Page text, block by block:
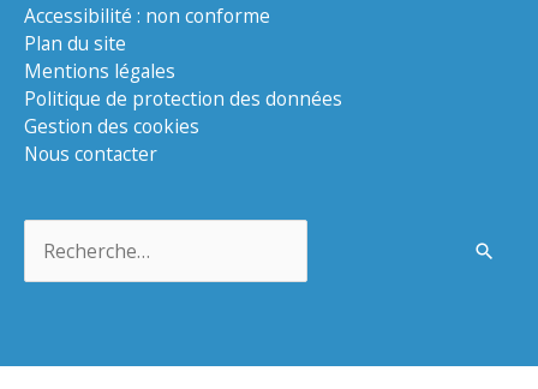
Accessibilité : non conforme
Plan du site
Mentions légales
Politique de protection des données
Gestion des cookies
Nous contacter